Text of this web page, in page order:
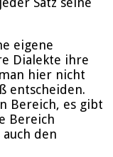
eigene
Dialekte ihre
hier nicht
entscheiden.
Bereich, es gibt
Bereich
den